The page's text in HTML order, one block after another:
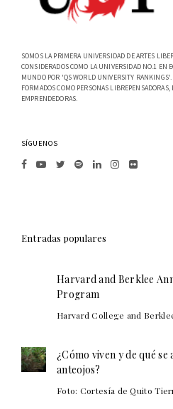
SOMOS LA PRIMERA UNIVERSIDAD DE ARTES
CONSIDERADOS COMO LA UNIVERSIDAD NO.1 EN
MUNDO POR 'QS WORLD UNIVERSITY
FORMADOS COMO PERSONAS LIBREPENSADORAS,
EMPRENDEDORAS.
SÍGUENOS
Entradas populares
Harvard and Berklee
Program
Harvard College and
¿Cómo viven y de qué se
anteojos?
Foto: Cortesía de Quito